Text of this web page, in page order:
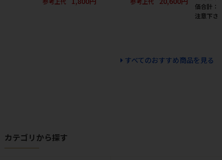
価合計：
注意下さ
すべてのおすすめ商品を見る
カテゴリから探す